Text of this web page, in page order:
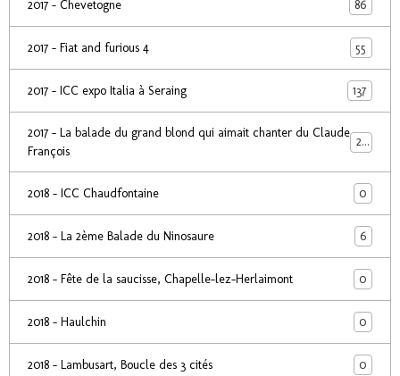
2017 - Chevetogne 86
2017 - Fiat and furious 4 55
2017 - ICC expo Italia à Seraing 137
2017 - La balade du grand blond qui aimait chanter du Claude
François
24
2018 - ICC Chaudfontaine 0
2018 - La 2ème Balade du Ninosaure 6
2018 - Fête de la saucisse, Chapelle-lez-Herlaimont 0
2018 - Haulchin 0
2018 - Lambusart, Boucle des 3 cités 0